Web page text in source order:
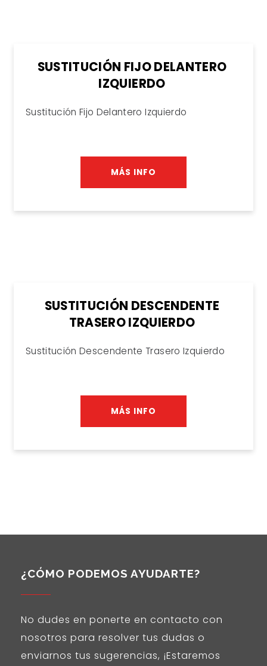
SUSTITUCIÓN FIJO DELANTERO
IZQUIERDO
Sustitución Fijo Delantero Izquierdo
MÁS INFO
SUSTITUCIÓN DESCENDENTE
TRASERO IZQUIERDO
Sustitución Descendente Trasero Izquierdo
MÁS INFO
¿CÓMO PODEMOS AYUDARTE?
No dudes en ponerte en contacto con
nosotros para resolver tus dudas o
enviarnos tus sugerencias, ¡Estaremos